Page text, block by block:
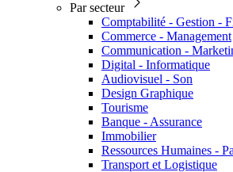
Par secteur
Comptabilité - Gestion -
Commerce - Management
Communication -
Digital - Informatique
Audiovisuel - Son
Design Graphique
Tourisme
Banque - Assurance
Immobilier
Ressources Humaines -
Transport et Logistique